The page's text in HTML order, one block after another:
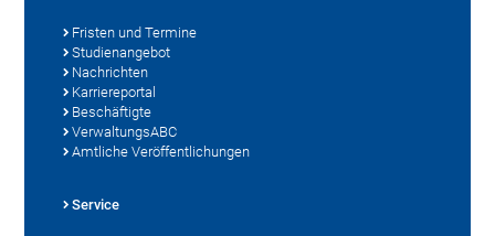
Fristen und Termine
Studienangebot
Nachrichten
Karriereportal
Beschäftigte
VerwaltungsABC
Amtliche Veröffentlichungen
Service